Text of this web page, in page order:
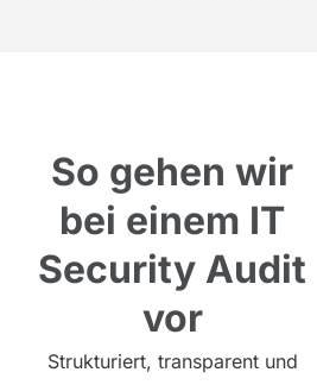
So gehen wir
bei einem IT
Security Audit
vor
Strukturiert, transparent und